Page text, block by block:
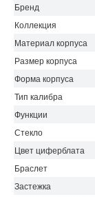
Бренд
Коллекция
Материал корпуса
Размер корпуса
Форма корпуса
Тип калибра
Функции
Стекло
Цвет циферблата
Браслет
Застежка